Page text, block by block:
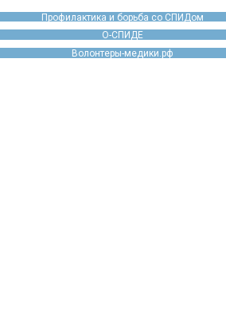
Профилактика и борьба со СПИДом
О-СПИДЕ
Волонтеры-медики.рф